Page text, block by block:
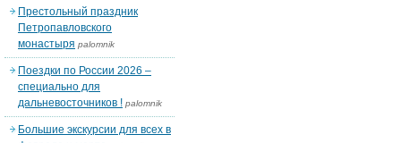
Престольный праздник
Петропавловского
монастыря palomnik
Поездки по России 2026 –
специально для
дальневосточников ! palomnik
Большие экскурсии для всех в